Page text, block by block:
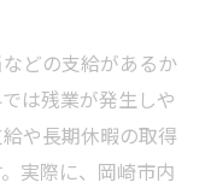
どの支給があるか
は残業が発生しや
や長期休暇の取得
実際に、岡崎市内